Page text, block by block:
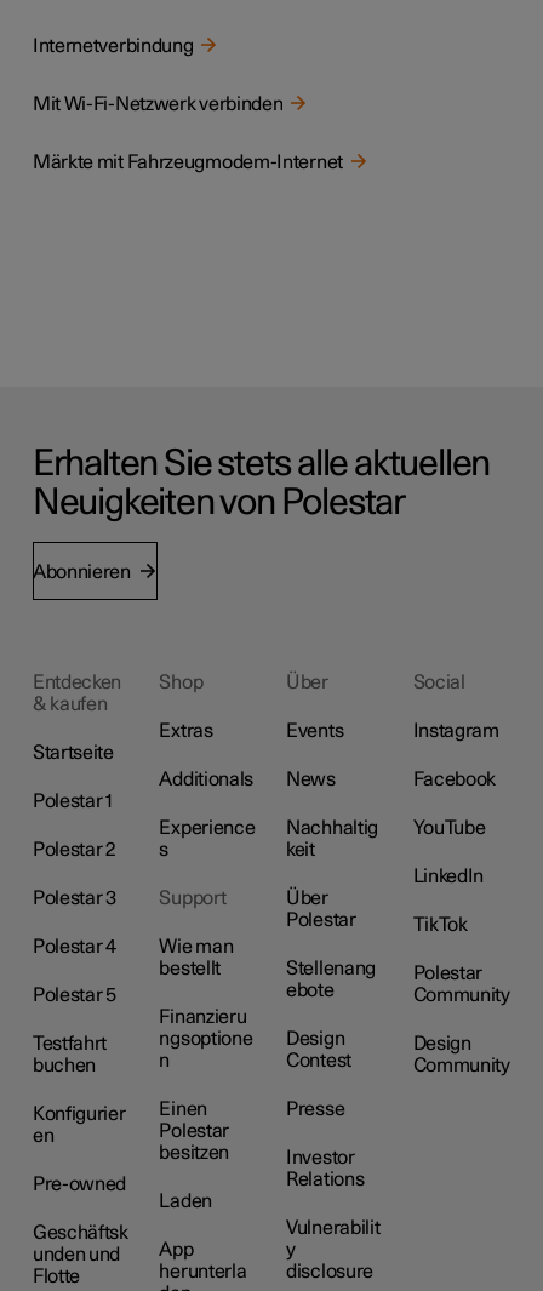
Internetverbindung
Mit Wi-Fi-Netzwerk verbinden
Märkte mit Fahrzeugmodem-Internet
Erhalten Sie stets alle aktuellen
Neuigkeiten von Polestar
Abonnieren
Entdecken
& kaufen
Startseite
Polestar 1
Polestar 2
Polestar 3
Polestar 4
Polestar 5
Testfahrt
buchen
Konfigurier
en
Pre-owned
Geschäftsk
unden und
Flotte
Shop
Extras
Additionals
Experience
s
Support
Wie man
bestellt
Finanzieru
ngsoptione
n
Einen
Polestar
besitzen
Laden
App
herunterla
Über
Events
News
Nachhaltig
keit
Über
Polestar
Stellenang
ebote
Design
Contest
Presse
Investor
Relations
Vulnerabilit
y
disclosure
Social
Instagram
Facebook
YouTube
LinkedIn
TikTok
Polestar
Community
Design
Community